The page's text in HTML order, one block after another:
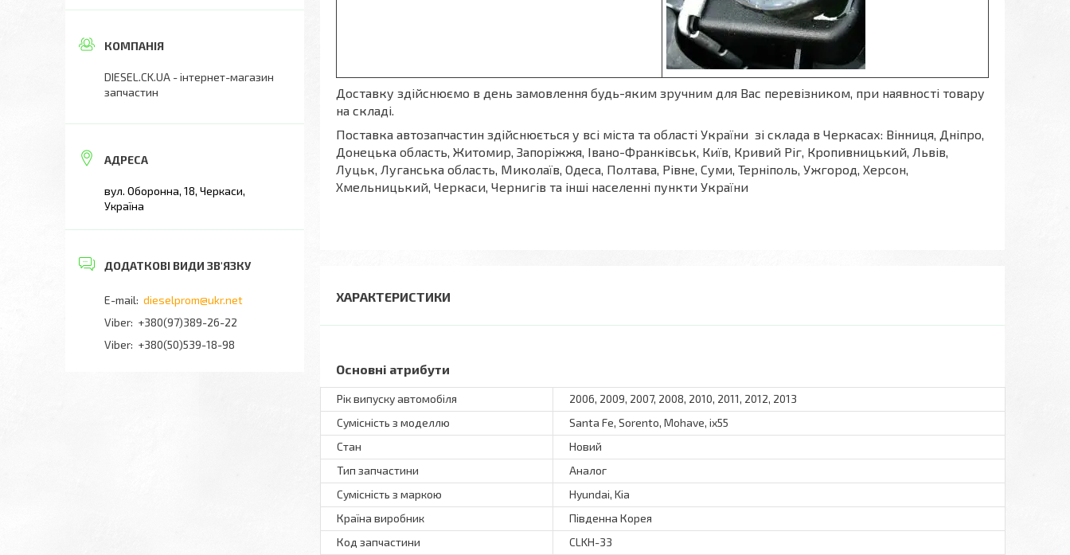
Доставку здійснюємо в день замовлення будь-яким зручним для Вас перевізником, при наявності товару
на складі.
Поставка автозапчастин здійснюється у всі міста та області України зі склада в Черкасах: Вінниця, Дніпро,
Донецька область, Житомир, Запоріжжя, Івано-Франківськ, Київ, Кривий Ріг, Кропивницький, Львів,
Луцьк, Луганська область, Миколаїв, Одеса, Полтава, Рівне, Суми, Терніполь, Ужгород, Херсон,
Хмельницький, Черкаси, Чернигів та інші населенні пункти України
ХАРАКТЕРИСТИКИ
Основні атрибути
Рік випуску автомобіля
2006, 2009, 2007, 2008, 2010, 2011, 2012, 2013
Сумісність з моделлю
Santa Fe, Sorento, Mohave, ix55
Стан
Новий
Тип запчастини
Аналог
Сумісність з маркою
Hyundai, Kia
Країна виробник
Південна Корея
Код запчастини
CLKH-33
DIESEL.CK.UA - інтернет-магазин
запчастин
вул. Оборонна, 18, Черкаси,
Україна
dieselprom@ukr.net
+380(97)389-26-22
Viber +380(50)539-18-98